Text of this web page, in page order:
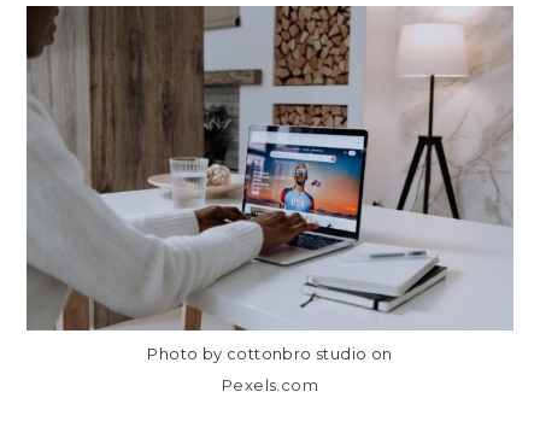
CÓMO
ESCRIBIR
UNA
DESCRIPCIÓN
EFECTIVA
PARA
TU
ANUNCIO
DE
AIRBNB?
Photo by cottonbro studio on
Pexels.com